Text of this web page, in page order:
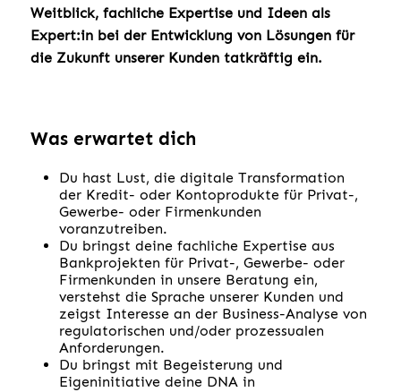
Weitblick, fachliche Expertise und Ideen als
Expert:in bei der Entwicklung von Lösungen für
die Zukunft unserer Kunden tatkräftig ein.
Was erwartet dich
Du hast Lust, die digitale Transformation
der Kredit- oder Kontoprodukte für Privat-,
Gewerbe- oder Firmenkunden
voranzutreiben.
Du bringst deine fachliche Expertise aus
Bankprojekten für Privat-, Gewerbe- oder
Firmenkunden in unsere Beratung ein,
verstehst die Sprache unserer Kunden und
zeigst Interesse an der Business-Analyse von
regulatorischen und/oder prozessualen
Anforderungen.
Du bringst mit Begeisterung und
Eigeninitiative deine DNA in